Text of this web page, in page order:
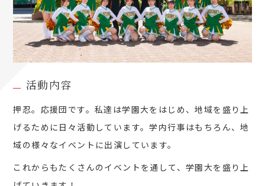
活動内容
押忍。応援団です。私達は学園大をはじめ、地域を盛り上
げるために日々活動しています。学内行事はもちろん、地
域の様々なイベントに出演しています。
これからもたくさんのイベントを通して、学園大を盛り上